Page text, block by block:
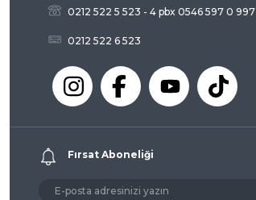
0212 522 5 523 - 4 pbx 0546 597 0 997
0212 522 6 523
Fırsat Aboneliği